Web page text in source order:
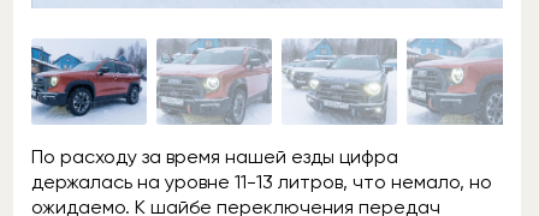
По расходу за время нашей езды цифра
держалась на уровне 11-13 литров, что немало, но
ожидаемо. К шайбе переключения передач